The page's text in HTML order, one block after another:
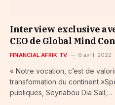
Interview exclusive
CEO de Global Mind
FINANCIAL AFRIK TV 6 avril, 2022
« Notre vocation, c’est de
transformation du continent
publiques, Seynabou Dia Sall,…